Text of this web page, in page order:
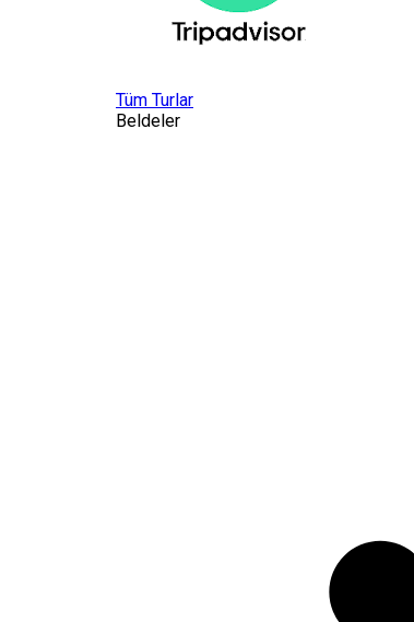
Tüm Turlar
Beldeler